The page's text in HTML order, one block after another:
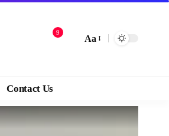
9
Aa
Contact Us